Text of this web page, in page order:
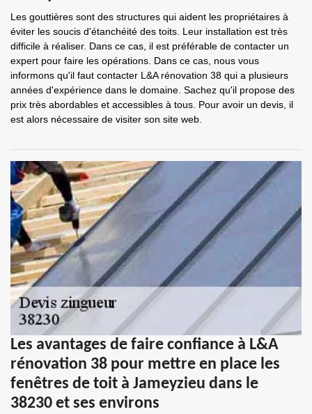
Les gouttières sont des structures qui aident les propriétaires à
éviter les soucis d'étanchéité des toits. Leur installation est très
difficile à réaliser. Dans ce cas, il est préférable de contacter un
expert pour faire les opérations. Dans ce cas, nous vous
informons qu'il faut contacter L&A rénovation 38 qui a plusieurs
années d'expérience dans le domaine. Sachez qu'il propose des
prix très abordables et accessibles à tous. Pour avoir un devis, il
est alors nécessaire de visiter son site web.
Les avantages de faire confiance à L&A
rénovation 38 pour mettre en place les
fenêtres de toit à Jameyzieu dans le
38230 et ses environs